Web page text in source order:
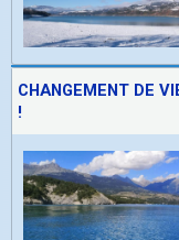
CHANGEMENT DE
!